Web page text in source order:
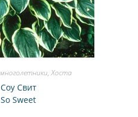
,Хоста
Свит
Sweet